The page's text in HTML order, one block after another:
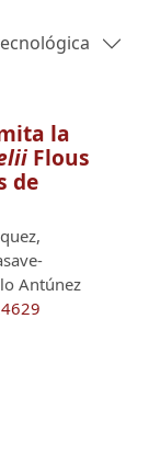
la
Flous
de
Antúnez